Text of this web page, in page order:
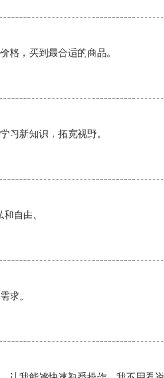
格，买到最合适的商品。
习新知识，拓宽视野。
自由。
求。